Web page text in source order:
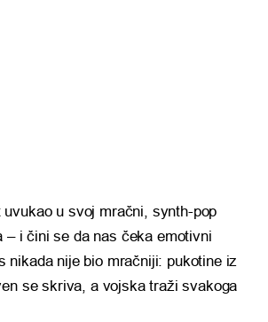
uvukao u svoj mračni, synth-pop
– i čini se da nas čeka emotivni
nikada nije bio mračniji: pukotine iz
se skriva, a vojska traži svakoga